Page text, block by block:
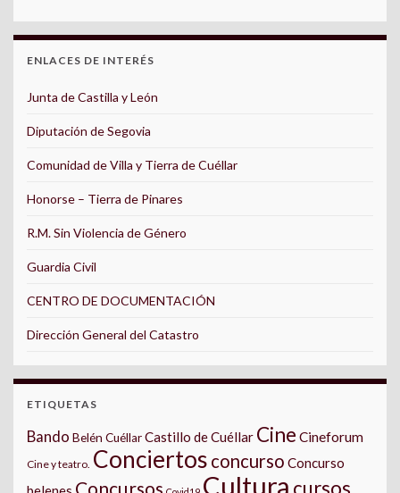
ENLACES DE INTERÉS
Junta de Castilla y León
Diputación de Segovia
Comunidad de Villa y Tierra de Cuéllar
Honorse – Tierra de Pinares
R.M. Sin Violencia de Género
Guardia Civil
CENTRO DE DOCUMENTACIÓN
Dirección General del Catastro
ETIQUETAS
Bando Belén CuéllarCastillo de Cuéllar Cine Cineforum
Cine y teatro. Conciertos concurso Concurso
Cultura